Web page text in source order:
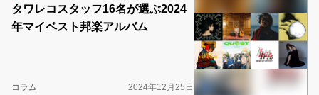
タワレコスタッフ16名が選ぶ2024
年マイベスト邦楽アルバム
コラム
2024年12月25日